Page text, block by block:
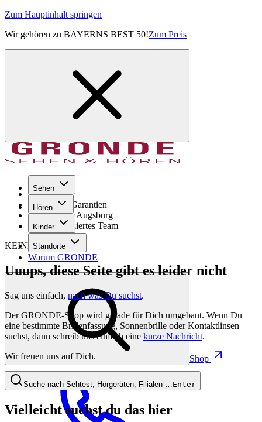
Zum Hauptinhalt springen
Wir gehören zu BAYERNS BEST 50!Zum Preis
Sehen
Hören
Kinder
Standorte
Warum GRONDE
Shop
Seit 1971
GRONDE Garantien
8× im Raum Augsburg
Hochqualifiziertes Team
KEINE SORGE!
Uuups, diese Seite gibt es leider nicht
Sag uns einfach, nach was Du suchst.
Der GRONDE-Shop wird gerade für Dich umgebaut. Wenn Du
eine bestimmte Brillenfassung, Sonnenbrille oder Kontaktlinsen
suchst, dann schreib uns einfach eine kurze Nachricht.
Wir freuen uns auf Dich.
Suche nach Sehtest, Hörgeräten, Filialen … Enter
Vielleicht suchst du das hier